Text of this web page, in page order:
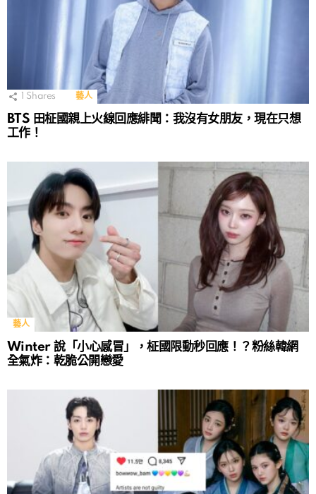
Shares 藝人
BTS 田柾國親上火線回應緋聞：我沒有女朋友，現在只想
工作！
藝人
Winter 說「小心感冒」，柾國限動秒回應！？粉絲韓網
全氣炸：乾脆公開戀愛